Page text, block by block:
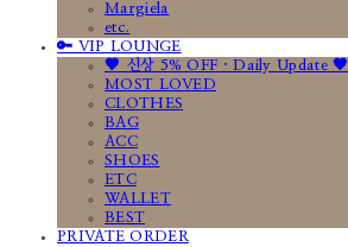
Margiela
etc.
🔑 VIP LOUNGE
🤎 신상 5% OFF · Daily Update 🤎
MOST LOVED
CLOTHES
BAG
ACC
SHOES
ETC
WALLET
BEST
PRIVATE ORDER